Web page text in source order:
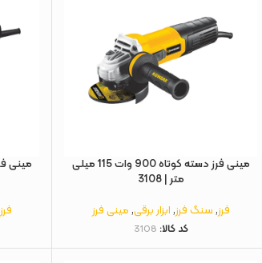
مینی فرز دسته کوتاه 900 وات 115 میلی
متر | 3108
فرز,سنگ فرز,ابزار برقی,مینی فرز
کد کالا: 3108
فرز